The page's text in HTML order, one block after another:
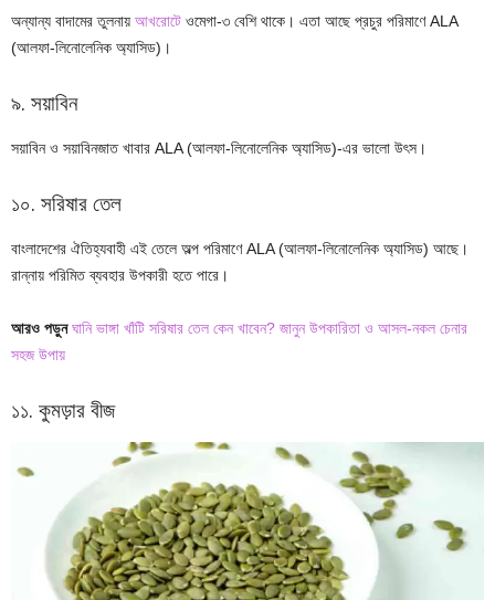
অন্যান্য বাদামের তুলনায় আখরোটে ওমেগা-৩ বেশি থাকে। এতা আছে প্রচুর পরিমাণে ALA
(আলফা-লিনোলেনিক অ্যাসিড)।
৯. সয়াবিন
সয়াবিন ও সয়াবিনজাত খাবার ALA (আলফা-লিনোলেনিক অ্যাসিড)-এর ভালো উৎস।
১০. সরিষার তেল
বাংলাদেশের ঐতিহ্যবাহী এই তেলে অল্প পরিমাণে ALA (আলফা-লিনোলেনিক অ্যাসিড) আছে।
রান্নায় পরিমিত ব্যবহার উপকারী হতে পারে।
আরও পড়ুন ঘানি ভাঙ্গা খাঁটি সরিষার তেল কেন খাবেন? জানুন উপকারিতা ও আসল-নকল চেনার
সহজ উপায়
১১. কুমড়ার বীজ